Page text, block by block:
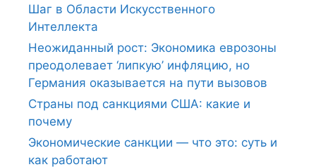
Шаг в Области Искусственного
Интеллекта
Неожиданный рост: Экономика еврозоны
преодолевает ‘липкую’ инфляцию, но
Германия оказывается на пути вызовов
Страны под санкциями США: какие и
почему
Экономические санкции — что это: суть и
как работают